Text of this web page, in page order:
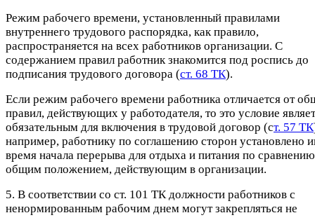
Режим рабочего времени, установленный правилами
внутреннего трудового распорядка, как правило,
распространяется на всех работников организации. С
содержанием правил работник знакомится под роспись до
подписания трудового договора (ст. 68 ТК).
Если режим рабочего времени работника отличается от
правил, действующих у работодателя, то это условие
обязательным для включения в трудовой договор (ст. 57 ТК
например, работнику по соглашению сторон установлено
время начала перерыва для отдыха и питания по
общим положением, действующим в организации.
5. В соответствии со ст. 101 ТК должности работников с
ненормированным рабочим днем могут закрепляться не